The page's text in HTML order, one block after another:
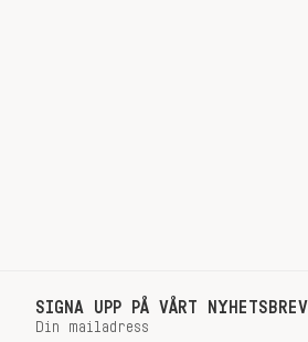
SIGNA UPP PÅ VÅRT NYHETSBREV